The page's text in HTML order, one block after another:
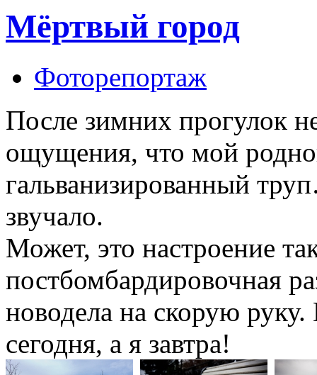
Мёртвый город
Фоторепортаж
После зимних прогулок
ощущения, что мой
гальванизированный
звучало.
Может, это настроение
постбомбардировочная
новодела на скорую
сегодня, а я завтра!